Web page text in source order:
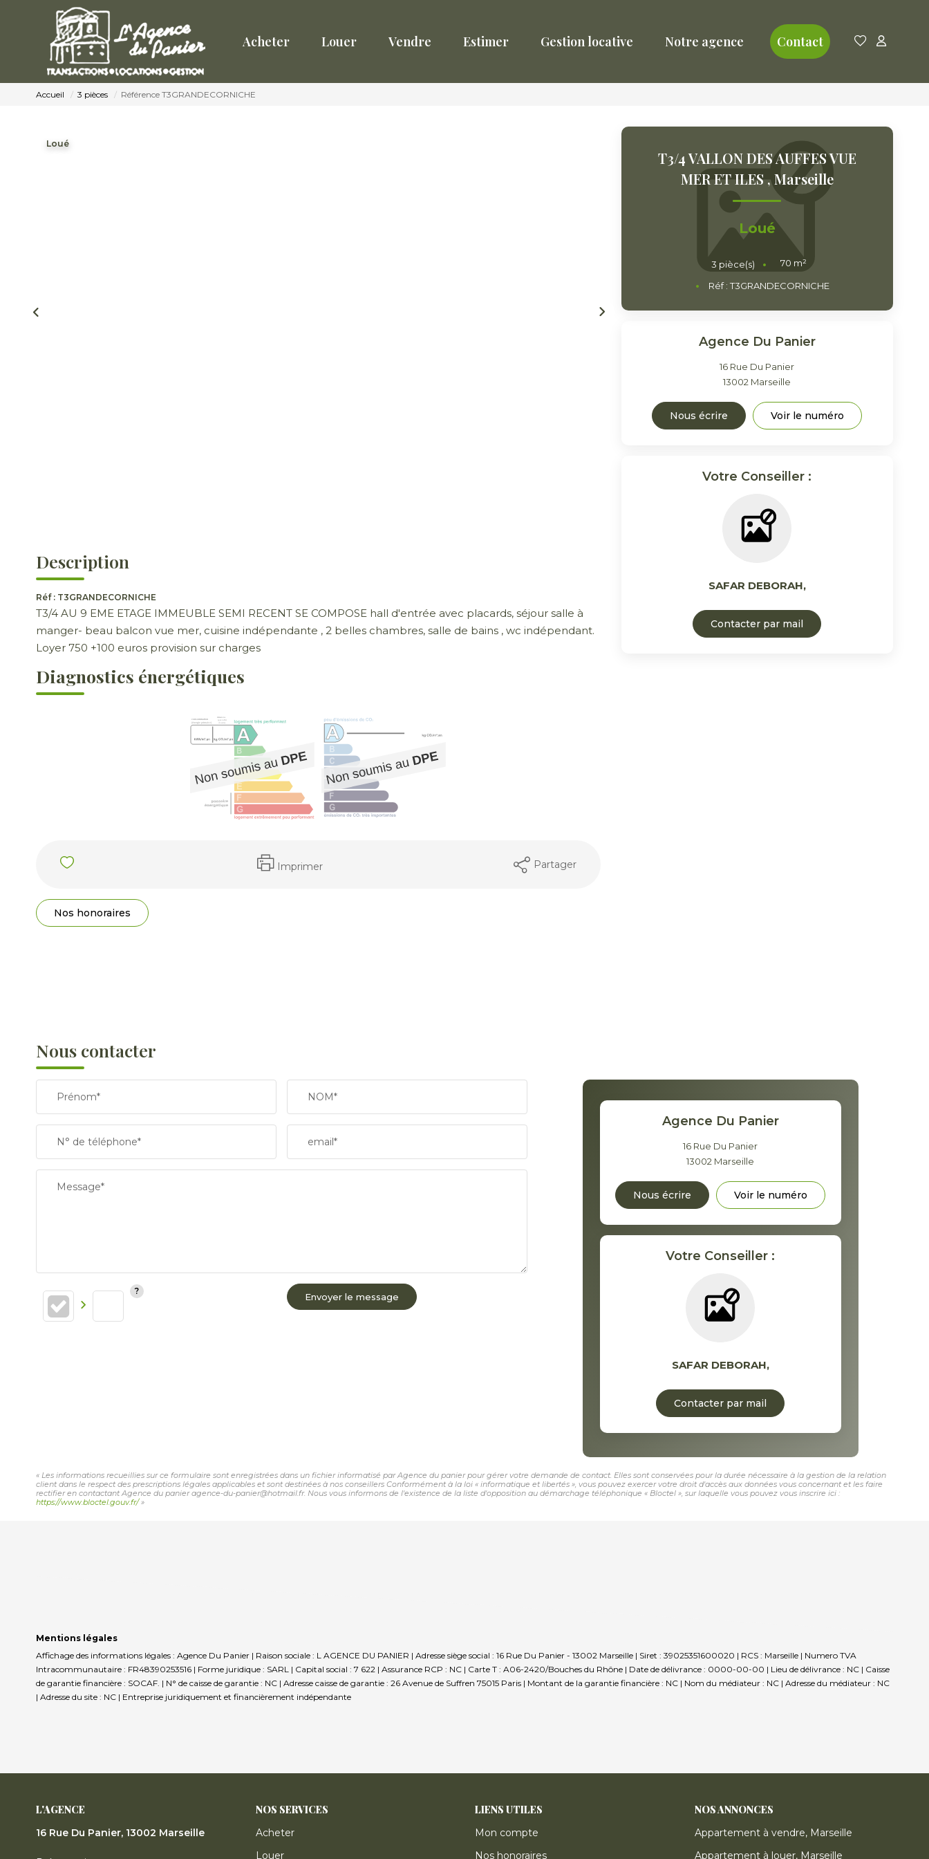
Acheter Louer Vendre Estimer Gestion locative Notre agence Contact
Accueil 3 pièces Référence T3GRANDECORNICHE
Loué
Description
Réf : T3GRANDECORNICHE
T3/4 AU 9 EME ETAGE IMMEUBLE SEMI RECENT SE COMPOSE hall d'entrée avec placards, séjour salle à
manger- beau balcon vue mer, cuisine indépendante , 2 belles chambres, salle de bains , wc indépendant.
Loyer 750 +100 euros provision sur charges
Diagnostics énergétiques
Imprimer Partager
Nos honoraires
T3/4 VALLON DES AUFFES VUE
MER ET ILES,Marseille
Loué
3 pièce(s) 70 m²
Réf :T3GRANDECORNICHE
Agence Du Panier
16 Rue Du Panier
13002 Marseille
Nous écrire Voir le numéro
Votre Conseiller :
SAFAR DEBORAH,
Contacter par mail
Nous contacter
Prénom* NOM*
N° de téléphone* email*
Message*
Envoyer le message
Agence Du Panier
16 Rue Du Panier
13002 Marseille
Nous écrire Voir le numéro
Votre Conseiller :
SAFAR DEBORAH,
Contacter par mail
« Les informations recueillies sur ce formulaire sont enregistrées dans un fichier informatisé par Agence du panier pour gérer votre demande de contact. Elles sont conservées pour la durée nécessaire à la gestion de la relation
client dans le respect des prescriptions légales applicables et sont destinées à nos conseillers Conformément à la loi « informatique et libertés », vous pouvez exercer votre droit d'accès aux données vous concernant et les faire
rectifier en contactant Agence du panier agence-du-panier@hotmail.fr. Nous vous informons de l'existence de la liste d'opposition au démarchage téléphonique « Bloctel », sur laquelle vous pouvez vous inscrire ici :
https://www.bloctel.gouv.fr/»
Mentions légales
Affichage des informations légales : Agence Du Panier | Raison sociale : L AGENCE DU PANIER | Adresse siège social : 16 Rue Du Panier - 13002 Marseille | Siret : 39025351600020 | RCS : Marseille | Numero TVA
Intracommunautaire : FR48390253516 | Forme juridique : SARL | Capital social : 7 622 | Assurance RCP : NC | Carte T : A06-2420/Bouches du Rhône | Date de délivrance : 0000-00-00 | Lieu de délivrance : NC | Caisse
de garantie financière : SOCAF. | N° de caisse de garantie : NC | Adresse caisse de garantie : 26 Avenue de Suffren 75015 Paris | Montant de la garantie financière : NC | Nom du médiateur : NC | Adresse du médiateur : NC
| Adresse du site : NC | Entreprise juridiquement et financièrement indépendante
L'AGENCE
16 Rue Du Panier, 13002 Marseille
NOS SERVICES
Acheter
Louer
LIENS UTILES
Mon compte
Nos honoraires
NOS ANNONCES
Appartement à vendre, Marseille
Appartement à louer, Marseille